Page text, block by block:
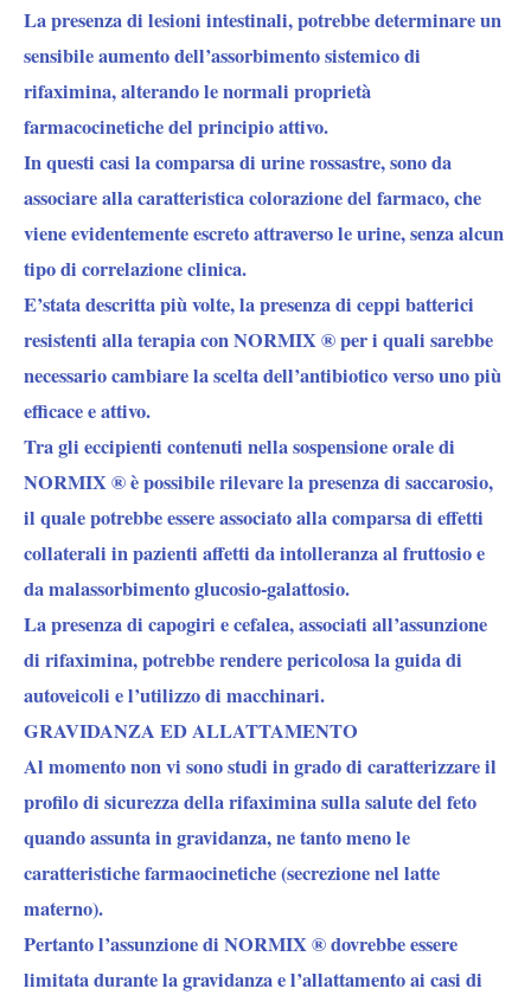
La presenza di lesioni intestinali, potrebbe determinare un
sensibile aumento dell’assorbimento sistemico di
rifaximina, alterando le normali proprietà
farmacocinetiche del principio attivo.
In questi casi la comparsa di urine rossastre, sono da
associare alla caratteristica colorazione del farmaco, che
viene evidentemente escreto attraverso le urine, senza alcun
tipo di correlazione clinica.
E’stata descritta più volte, la presenza di ceppi batterici
resistenti alla terapia con NORMIX ® per i quali sarebbe
necessario cambiare la scelta dell’antibiotico verso uno più
efficace e attivo.
Tra gli eccipienti contenuti nella sospensione orale di
NORMIX ® è possibile rilevare la presenza di saccarosio,
il quale potrebbe essere associato alla comparsa di effetti
collaterali in pazienti affetti da intolleranza al fruttosio e
da malassorbimento glucosio-galattosio.
La presenza di capogiri e cefalea, associati all’assunzione
di rifaximina, potrebbe rendere pericolosa la guida di
autoveicoli e l’utilizzo di macchinari.
GRAVIDANZA ED ALLATTAMENTO
Al momento non vi sono studi in grado di caratterizzare il
profilo di sicurezza della rifaximina sulla salute del feto
quando assunta in gravidanza, ne tanto meno le
caratteristiche farmaocinetiche (secrezione nel latte
materno).
Pertanto l’assunzione di NORMIX ® dovrebbe essere
limitata durante la gravidanza e l’allattamento ai casi di